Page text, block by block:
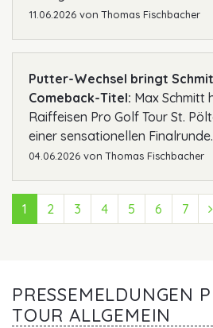
11.06.2026 vonThomas Fischbacher
Putter-Wechsel bringt
Comeback-Titel: Max Schmitt
Raiffeisen Pro Golf Tour St.
einer sensationellen
04.06.2026 vonThomas Fischbacher
1 2 3 4 5 6 7
PRESSEMELDUNGEN
TOUR ALLGEMEIN